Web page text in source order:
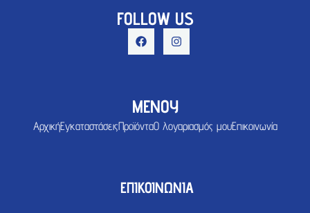
FOLLOW US
ΜΕΝΟΥ
ΑρχικήΕγκαταστάσειςΠροϊόνταΟ λογαριασμός μουΕπικοινωνία
ΕΠΙΚΟΙΝΩΝΙΑ